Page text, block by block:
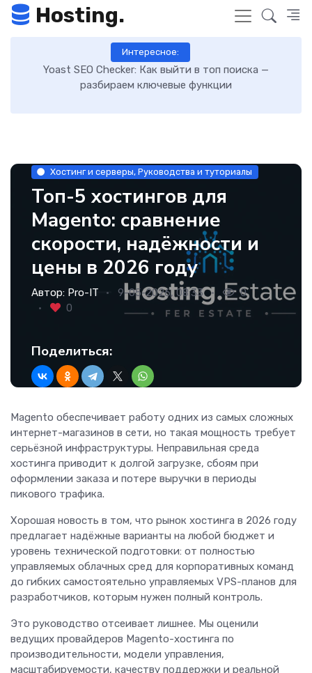
Hosting.
Интересное:
Как включить GZIP-сжатие в WordPress и ускорить
загрузку сайта: пошаговая инструкция
Хостинг и серверы, Руководства и туториалы
Топ-5 хостингов для
Magento: сравнение
скорости, надёжности и
цены в 2026 году
Автор: Pro-IT 9-05-2026, 08:33
0
0
Поделиться:
Magento обеспечивает работу одних из самых сложных
интернет-магазинов в сети, но такая мощность требует
серьёзной инфраструктуры. Неправильная среда
хостинга приводит к долгой загрузке, сбоям при
оформлении заказа и потере выручки в периоды
пикового трафика.
Хорошая новость в том, что рынок хостинга в 2026 году
предлагает надёжные варианты на любой бюджет и
уровень технической подготовки: от полностью
управляемых облачных сред для корпоративных команд
до гибких самостоятельно управляемых VPS-планов для
разработчиков, которым нужен полный контроль.
Это руководство отсеивает лишнее. Мы оценили
ведущих провайдеров Magento-хостинга по
производительности, модели управления,
масштабируемости, качеству поддержки и реальной